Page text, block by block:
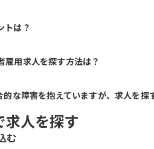
トは？
用求人を探す方法は？
な障害を抱えていますが、求人を探
求人を探す
む